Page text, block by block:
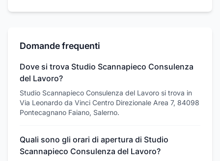
Domande frequenti
Dove si trova Studio Scannapieco Consulenza
del Lavoro?
Studio Scannapieco Consulenza del Lavoro si trova in
Via Leonardo da Vinci Centro Direzionale Area 7, 84098
Pontecagnano Faiano, Salerno.
Quali sono gli orari di apertura di Studio
Scannapieco Consulenza del Lavoro?